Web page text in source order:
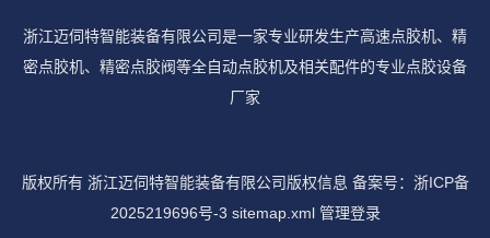
浙江迈伺特智能装备有限公司是一家专业研发生产高速点胶机、精
密点胶机、精密点胶阀等全自动点胶机及相关配件的专业点胶设备
厂家
版权所有 浙江迈伺特智能装备有限公司版权信息 备案号： 浙ICP备
2025219696号-3 sitemap.xml 管理登录